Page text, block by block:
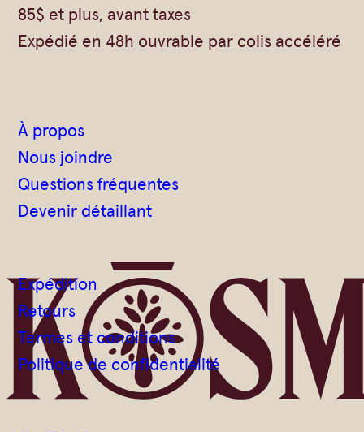
85$ et plus, avant taxes
Expédié en 48h ouvrable par colis accéléré
À propos
Nous joindre
Questions fréquentes
Devenir détaillant
Expédition
Retours
Termes et conditions
Politique de confidentialité